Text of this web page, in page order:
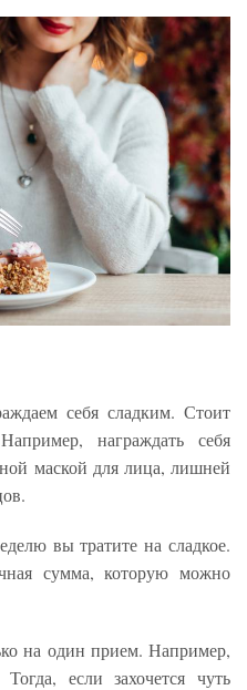
себя сладким. Стоит
награждать себя
маской для лица, лишней
вы тратите на сладкое.
сумма, которую можно
на один прием. Например,
если захочется чуть